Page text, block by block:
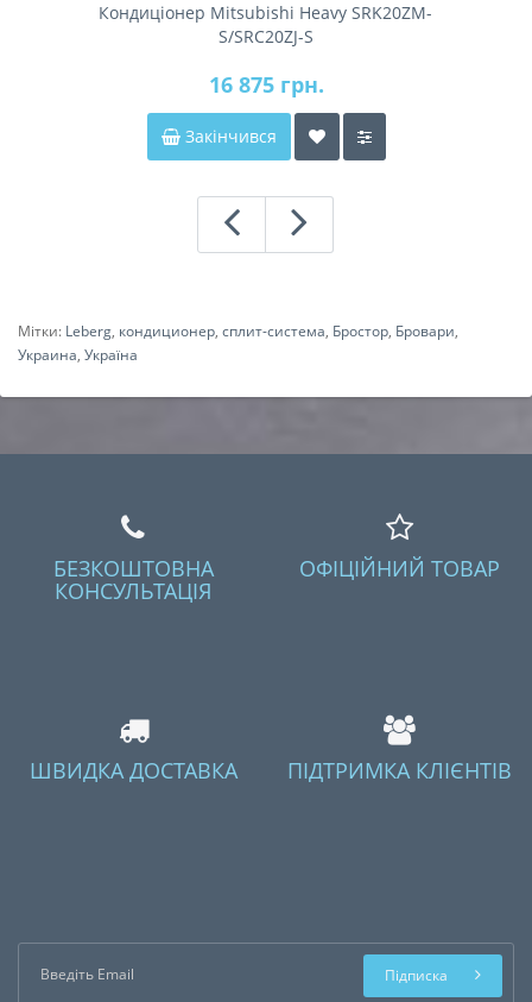
Кондиціонер Mitsubishi Heavy SRK20ZM-
S/SRC20ZJ-S
16 875 грн.
Закінчився
Мітки: Leberg, кондиционер, сплит-система, Бростор, Бровари,
Украина, Україна
БЕЗКОШТОВНА
КОНСУЛЬТАЦІЯ
ОФІЦІЙНИЙ ТОВАР
ШВИДКА ДОСТАВКА ПІДТРИМКА КЛІЄНТІВ
Підписка